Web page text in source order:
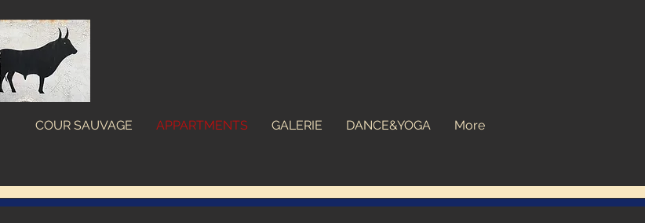
COUR SAUVAGE APPARTMENTS GALERIE DANCE&YOGA More